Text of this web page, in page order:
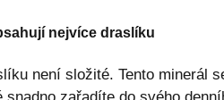
nejvíce draslíku
není složité. Tento minerál